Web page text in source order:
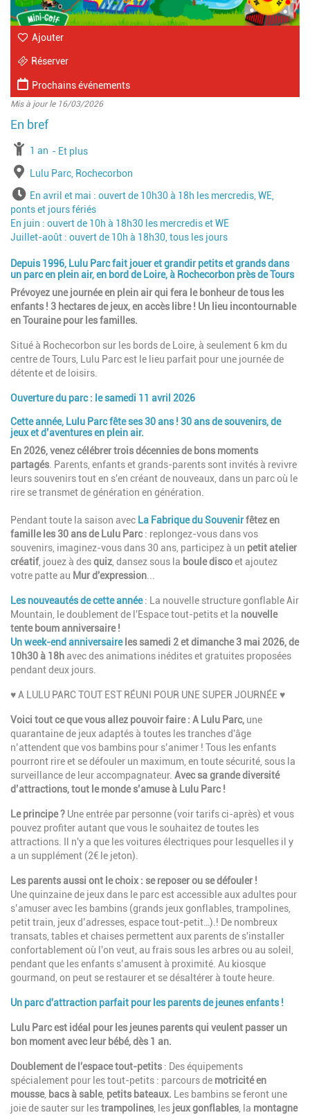
Ajouter
Réserver
Prochains événements
Mis à jour le 16/03/2026
à partir de
1 an jusqu'à l'âge de
Et plus
Lieu
Lulu Parc, Rochecorbon
HorairesEn avril et mai : ouvert de 10h30 à 18h les mercredis, WE,
ponts et jours fériés
En juin : ouvert de 10h à 18h30 les mercredis et WE
Juillet-août : ouvert de 10h à 18h30, tous les jours
Depuis 1996, Lulu Parc fait jouer et grandir petits et grands dans
un parc en plein air, en bord de Loire, à Rochecorbon près de Tours
Prévoyez une journée en plein air qui fera le bonheur de tous les
enfants ! 3 hectares de jeux, en accès libre ! Un lieu incontournable
en Touraine pour les familles.
Situé à Rochecorbon sur les bords de Loire, à seulement 6 km du
centre de Tours, Lulu Parc est le lieu parfait pour une journée de
détente et de loisirs.
Ouverture du parc : le samedi 11 avril 2026
Cette année, Lulu Parc fête ses 30 ans ! 30 ans de souvenirs, de
jeux et d’aventures en plein air.
En 2026, venez célébrer trois décennies de bons moments
partagés . Parents, enfants et grands-parents sont invités à revivre
leurs souvenirs tout en s'en créant de nouveaux, dans un parc où le
rire se transmet de génération en génération.
Pendant toute la saison avec La Fabrique du Souvenirfêtez en
famille les 30 ans de Lulu Parc: replongez-vous dans vos
souvenirs, imaginez-vous dans 30 ans, participez à un petit atelier
créatif, jouez à desquiz , dansez sous la boule discoet ajoutez
votre patte au Mur d'expression
Les nouveautés de cette année: La nouvelle structure gonflable Air
Mountain, le doublement de l'Espace tout-petits et la nouvelle
tente boum anniversaire !
Un week-end anniversaire les samedi 2 et dimanche 3 mai 2026, de
10h30 à 18havec des animations inédites et gratuites proposées
pendant deux jours.
♥ A LULU PARC TOUT EST RÉUNI POUR UNE SUPER JOURNÉE ♥
Voici tout ce que vous allez pouvoir faire : A Lulu Parc, une
quarantaine de jeux adaptés à toutes les tranches d'âge
n’attendent que vos bambins pour s’animer ! Tous les enfants
pourront rire et se défouler un maximum, en toute sécurité, sous la
surveillance de leur accompagnateur. Avec sa grande diversité
d’attractions, tout le monde s’amuse à Lulu Parc !
Le principe ? Une entrée par personne (voir tarifs ci-après) et vous
pouvez profiter autant que vous le souhaitez de toutes les
attractions. Il n'y a que les voitures électriques pour lesquelles il y
a un supplément (2€ le jeton).
Les parents aussi ont le choix : se reposer ou se défouler !
Une quinzaine de jeux dans le parc est accessible aux adultes pour
s’amuser avec les bambins (grands jeux gonflables, trampolines,
petit train, jeux d’adresses, espace tout-petit…).! De nombreux
transats, tables et chaises permettent aux parents de s'installer
confortablement où l'on veut, au frais sous les arbres ou au soleil,
pendant que les enfants s’amusent à proximité. Au kiosque
gourmand, on peut se restaurer et se désaltérer à toute heure.
Un parc d'attraction parfait pour les parents de jeunes enfants !
Lulu Parc est idéal pour les jeunes parents qui veulent passer un
bon moment avec leur bébé, dès 1 an.
Doublement de l'espace tout-petits : Des équipements
spécialement pour les tout-petits : parcours de motricité en
mousse, bacs à sable, petits bateaux.
Les bambins se feront une
joie de sauter sur lestrampolines , les jeux gonflables , la montagne